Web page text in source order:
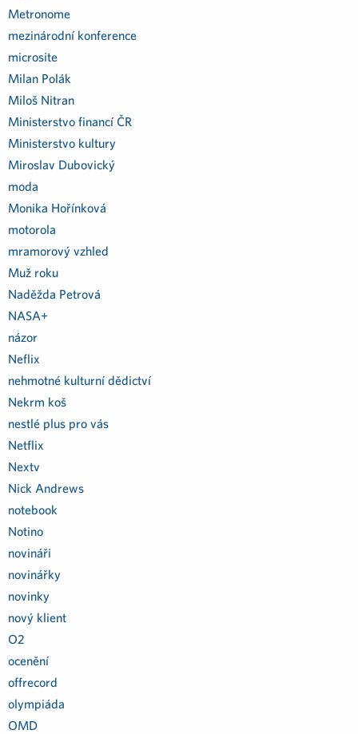
Metronome
mezinárodní konference
microsite
Milan Polák
Miloš Nitran
Ministerstvo financí ČR
Ministerstvo kultury
Miroslav Dubovický
moda
Monika Hořínková
motorola
mramorový vzhled
Muž roku
Naděžda Petrová
NASA+
názor
Neflix
nehmotné kulturní dědictví
Nekrm koš
nestlé plus pro vás
Netflix
Nextv
Nick Andrews
notebook
Notino
novináři
novinářky
novinky
nový klient
O2
ocenění
offrecord
olympiáda
OMD